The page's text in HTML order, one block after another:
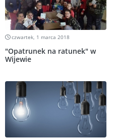
czwartek, 1 marca 2018
"Opatrunek na ratunek" w
Wijewie